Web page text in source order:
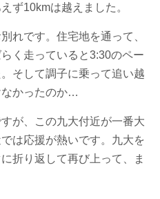
ず10kmは越えました。
れです。住宅地を通って、
く走っていると3:30のペー
そして調子に乗って追い越
なかったのか…
が、この九大付近が一番大
は応援が熱いです。九大を
折り返して再び上って、ま